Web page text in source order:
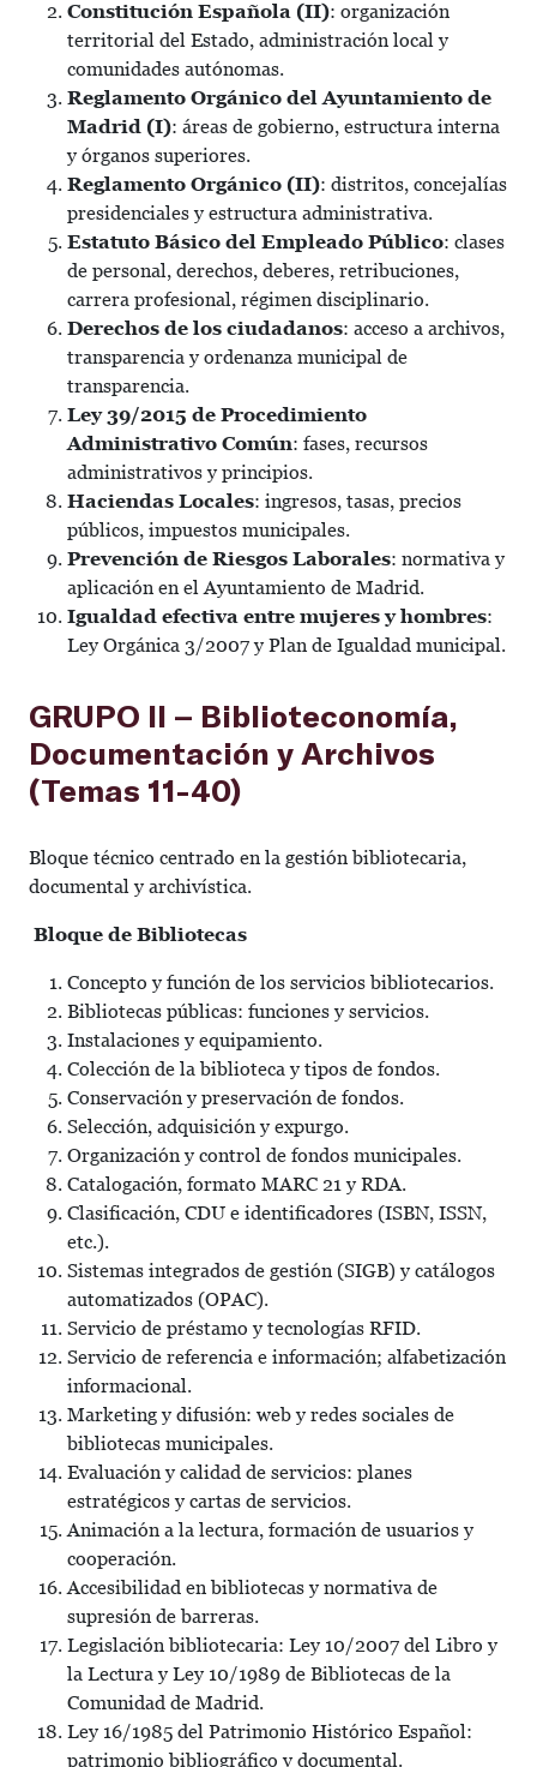
Constitución Española (II): organización
territorial del Estado, administración local y
comunidades autónomas.
Reglamento Orgánico del Ayuntamiento de
Madrid (I): áreas de gobierno, estructura interna
y órganos superiores.
Reglamento Orgánico (II): distritos, concejalías
presidenciales y estructura administrativa.
Estatuto Básico del Empleado Público: clases
de personal, derechos, deberes, retribuciones,
carrera profesional, régimen disciplinario.
Derechos de los ciudadanos: acceso a archivos,
transparencia y ordenanza municipal de
transparencia.
Ley 39/2015 de Procedimiento
Administrativo Común: fases, recursos
administrativos y principios.
Haciendas Locales: ingresos, tasas, precios
públicos, impuestos municipales.
Prevención de Riesgos Laborales: normativa y
aplicación en el Ayuntamiento de Madrid.
Igualdad efectiva entre mujeres y hombres:
Ley Orgánica 3/2007 y Plan de Igualdad municipal.
GRUPO II – Biblioteconomía,
Documentación y Archivos
(Temas 11-40)
Bloque técnico centrado en la gestión bibliotecaria,
documental y archivística.
Bloque de Bibliotecas
Concepto y función de los servicios bibliotecarios.
Bibliotecas públicas: funciones y servicios.
Instalaciones y equipamiento.
Colección de la biblioteca y tipos de fondos.
Conservación y preservación de fondos.
Selección, adquisición y expurgo.
Organización y control de fondos municipales.
Catalogación, formato MARC 21 y RDA.
Clasificación, CDU e identificadores (ISBN, ISSN,
etc.).
Sistemas integrados de gestión (SIGB) y catálogos
automatizados (OPAC).
Servicio de préstamo y tecnologías RFID.
Servicio de referencia e información; alfabetización
informacional.
Marketing y difusión: web y redes sociales de
bibliotecas municipales.
Evaluación y calidad de servicios: planes
estratégicos y cartas de servicios.
Animación a la lectura, formación de usuarios y
cooperación.
Accesibilidad en bibliotecas y normativa de
supresión de barreras.
Legislación bibliotecaria: Ley 10/2007 del Libro y
la Lectura y Ley 10/1989 de Bibliotecas de la
Comunidad de Madrid.
Ley 16/1985 del Patrimonio Histórico Español:
patrimonio bibliográfico y documental.